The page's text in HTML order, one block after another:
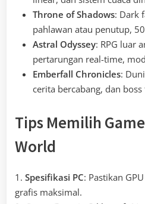
Throne of Shadows: Dark
pahlawan atau penutup,
Astral Odyssey: RPG luar
pertarungan real-time,
Emberfall Chronicles:
cerita bercabang, dan
Tips Memilih
World
1. Spesifikasi PC: Pastikan
grafis maksimal.